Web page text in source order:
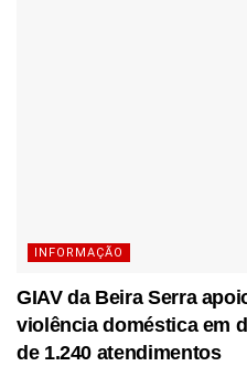
INFORMAÇÃO
GIAV da Beira Serra
violência doméstica em
de 1.240 atendimentos